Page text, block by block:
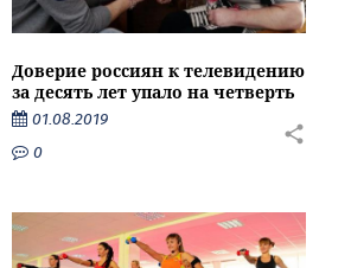
Доверие россиян к телевидению
за десять лет упало на четверть
01.08.2019
0